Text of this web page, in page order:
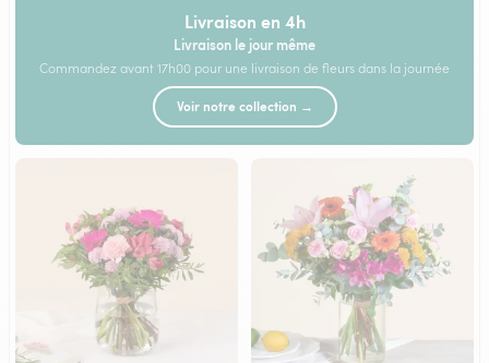
Livraison en 4h
Livraison le jour même
Commandez avant 17h00 pour une livraison de fleurs dans la journée
Voir notre collection →